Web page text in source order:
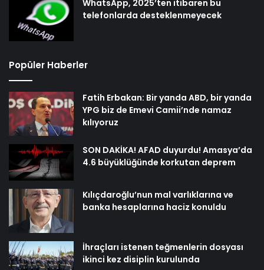
WhatsApp, 2025’ten itibaren bu
telefonlarda desteklenmeyecek
Popüler Haberler
Fatih Erbakan: Bir yanda ABD, bir yanda
YPG biz de Emevi Camii’nde namaz
kılıyoruz
SON DAKİKA! AFAD duyurdu! Amasya’da
4.6 büyüklüğünde korkutan deprem
Kılıçdaroğlu’nun mal varlıklarına ve
banka hesaplarına haciz konuldu
İhraçları istenen teğmenlerin dosyası
ikinci kez disiplin kurulunda